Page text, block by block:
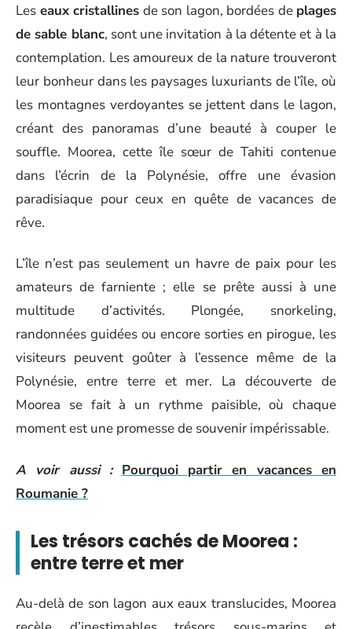
Les eaux cristallines de son lagon, bordées de plages
de sable blanc, sont une invitation à la détente et à la
contemplation. Les amoureux de la nature trouveront
leur bonheur dans les paysages luxuriants de l’île, où
les montagnes verdoyantes se jettent dans le lagon,
créant des panoramas d’une beauté à couper le
souffle. Moorea, cette île sœur de Tahiti contenue
dans l’écrin de la Polynésie, offre une évasion
paradisiaque pour ceux en quête de vacances de
rêve.
L’île n’est pas seulement un havre de paix pour les
amateurs de farniente ; elle se prête aussi à une
multitude d’activités. Plongée, snorkeling,
randonnées guidées ou encore sorties en pirogue, les
visiteurs peuvent goûter à l’essence même de la
Polynésie, entre terre et mer. La découverte de
Moorea se fait à un rythme paisible, où chaque
moment est une promesse de souvenir impérissable.
A voir aussi : Pourquoi partir en vacances en
Roumanie ?
Les trésors cachés de Moorea :
entre terre et mer
Au-delà de son lagon aux eaux translucides, Moorea